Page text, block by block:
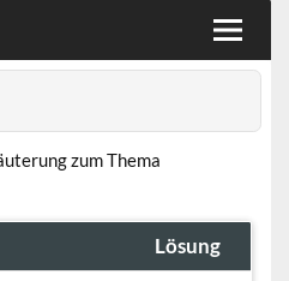
zum Thema
Lösung